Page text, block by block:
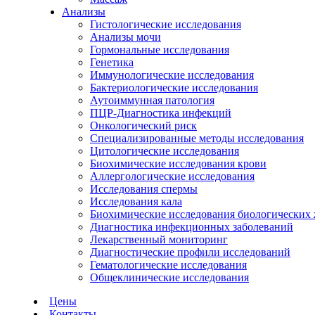
Анализы
Гистологические исследования
Анализы мочи
Гормональные исследования
Генетика
Иммунологические исследования
Бактериологические исследования
Аутоиммунная патология
ПЦР-Диагностика инфекций
Онкологический риск
Специализированные методы исследования
Цитологические исследования
Биохимические исследования крови
Аллергологические исследования
Исследования спермы
Исследования кала
Биохимические исследования биологических
Диагностика инфекционных заболеваний
Лекарственный мониторинг
Диагностические профили исследований
Гематологические исследования
Общеклинические исследования
Цены